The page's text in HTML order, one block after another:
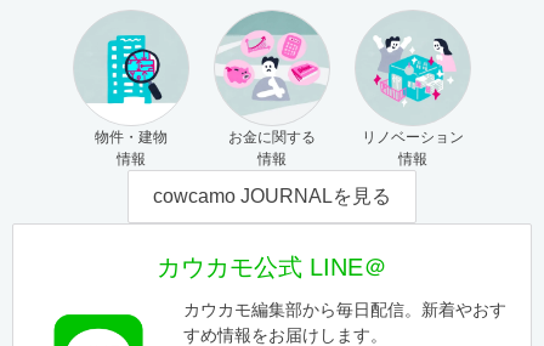
物件・建物
情報
お金に関する
情報
リノベーション
情報
cowcamo JOURNALを見る
カウカモ公式 LINE＠
カウカモ編集部から毎日配信。新着やおす
すめ情報をお届けします。